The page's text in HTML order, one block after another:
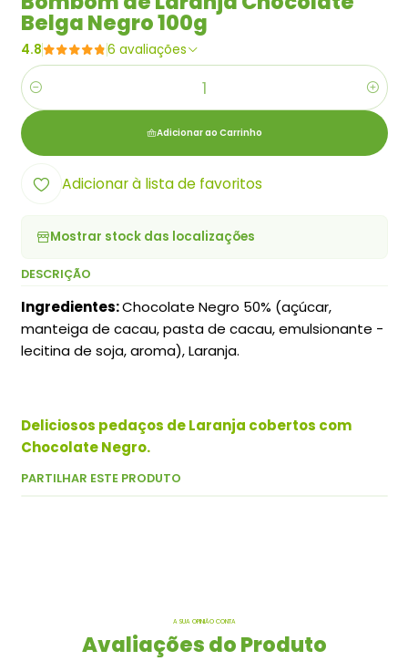
Belga Negro 100g
4.8 6 avaliações
Quantidade
Adicionar ao Carrinho
Adicionar à lista de favoritos
Mostrar stock das localizações
DESCRIÇÃO
Ingredientes:Chocolate Negro 50% (açúcar,
manteiga de cacau, pasta de cacau, emulsionante -
lecitina de soja, aroma), Laranja.
Deliciosos pedaços de Laranja cobertos com
Chocolate Negro.
PARTILHAR ESTE PRODUTO
A SUA OPINIÃO CONTA
Avaliações do Produto